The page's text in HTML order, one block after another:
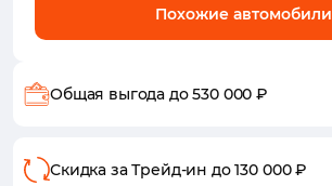
Похожие автомобили
Общая выгода до 530 000 ₽
Скидка за Трейд-ин до 130 000 ₽